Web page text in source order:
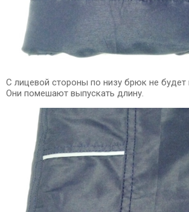
С лицевой стороны по низу брюк не будет
Они помешают выпускать длину.